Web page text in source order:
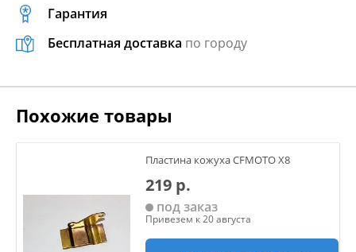
Гарантия
Бесплатная доставка по городу
Похожие товары
Пластина кожуха CFMOTO X8
219 р.
под заказ
Привезем к 20 августа